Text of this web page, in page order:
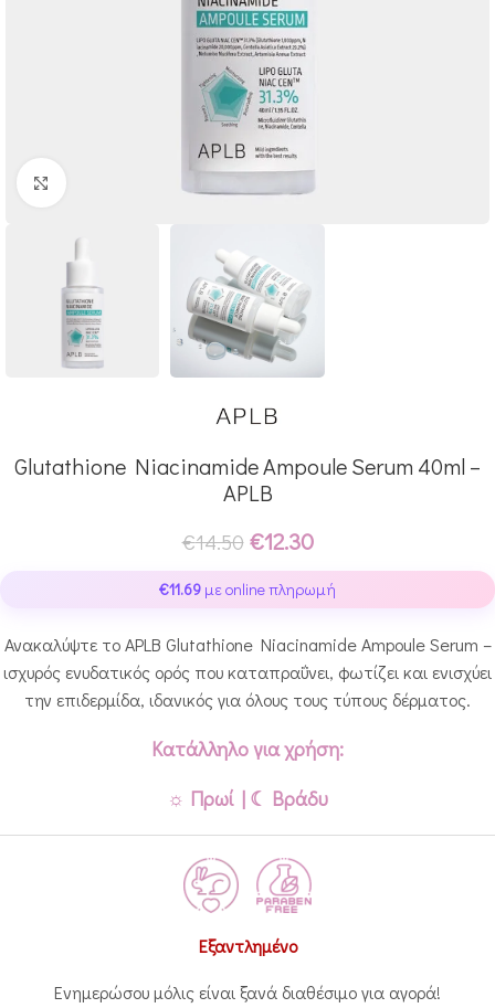
Glutathione Niacinamide Ampoule Serum 40ml –
APLB
€14.50 €12.30
€11.69 με online πληρωμή
Ανακαλύψτε το APLB Glutathione Niacinamide Ampoule Serum –
ισχυρός ενυδατικός ορός που καταπραΰνει, φωτίζει και ενισχύει
την επιδερμίδα, ιδανικός για όλους τους τύπους δέρματος.
Κατάλληλο για χρήση:
☼ Πρωί | ☾ Βράδυ
Εξαντλημένο
Ενημερώσου μόλις είναι ξανά διαθέσιμο για αγορά!